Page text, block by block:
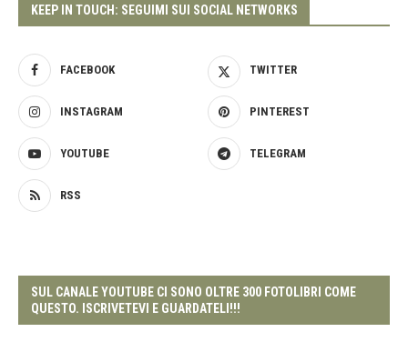
KEEP IN TOUCH: SEGUIMI SUI SOCIAL NETWORKS
FACEBOOK TWITTER
INSTAGRAM PINTEREST
YOUTUBE TELEGRAM
RSS
SUL CANALE YOUTUBE CI SONO OLTRE 300 FOTOLIBRI COME
QUESTO. ISCRIVETEVI E GUARDATELI!!!